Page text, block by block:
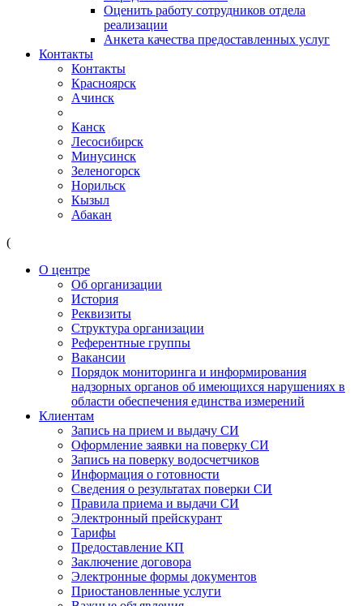
Оценить работу сотрудников отдела
реализации
Анкета качества предоставленных услуг
Контакты
Контакты
Красноярск
Ачинск
Канск
Лесосибирск
Минусинск
Зеленогорск
Норильск
Кызыл
Абакан
(
О центре
Об организации
История
Реквизиты
Структура организации
Референтные группы
Вакансии
Порядок мониторинга и информирования
надзорных органов об имеющихся нарушениях в
области обеспечения единства измерений
Клиентам
Запись на прием и выдачу СИ
Оформление заявки на поверку СИ
Запись на поверку водосчетчиков
Информация о готовности
Сведения о результатах поверки СИ
Правила приема и выдачи СИ
Электронный прейскурант
Тарифы
Предоставление КП
Заключение договора
Электронные формы документов
Приостановленные услуги